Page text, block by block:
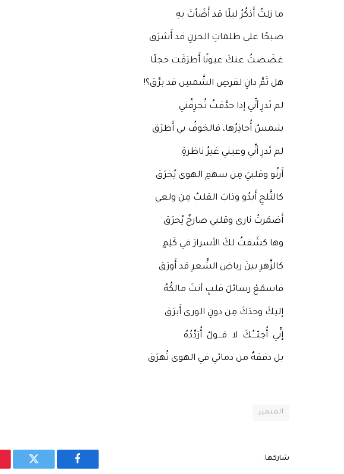
ما زلتُ أَذكُرُ ليلًا قد أَضَأتَ بهِ
صبحًا على ظلماتِ الحزنِ قد أَشرَق
غضَضتُ عنكَ عيونًا أَطرَقَت خجلًا
هل ثَمَّ دانٍ لقرصِ الشَّمسِ قد برَّق؟!
لم تَدرِ أنِّي إذا حدَّقتُ تُحرِقُني
شمسٌ أُحاذِرُها، فالخوفُ بي أَطرَق
لم تَدرِ أنِّي وعيني غيرُ ناظرةٍ
أَرنُو وقلبيَ مِن سهمِ الهوى يُخرَق
كالثَّلجِ أَبدُو وذابَ القلبُ مِن ولعي
أَضمَرتُ ناري وقلبي صارخٌ يُحرَق
وها كشَفتُ لكَ الأسرارَ في كَلِمٍ
كالزَّهرِ بينَ رياضِ الشِّعرِ قد أَورَق
فاسمَعْ رسائلَ قلبٍ أنتَ مالكُهُ
إليكَ وحدَكَ مِن دونِ الورى أَبرَق
إنِّي أُحِبّــــُكَ لا قـــولٌ أُرَدِّدُهُ
بل دفقةٌ من دمائي في الهوى تُهرَق
المتميز
شاركها.
فيسبوك تويتر